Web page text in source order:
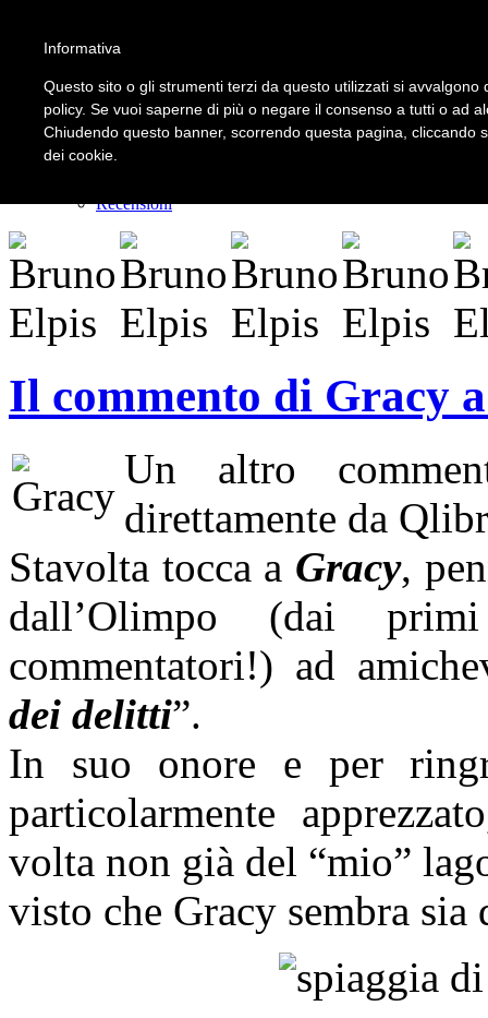
LOGIN | REGISTER
Home
Il carnevale dei delitti
Recensioni
Il commento di Gracy
Un altro
direttamente da
Stavolta tocca a Gracy,
dall’Olimpo (dai
commentatori!) ad
dei delitti”.
In suo onore e per
particolarmente
volta non già del “mio”
visto che Gracy sembra sia
Informativa
Questo sito o gli strumenti terzi da questo utilizzati si
policy. Se vuoi saperne di più o negare il consenso a tutti o ad
Chiudendo questo banner, scorrendo questa pagina, cliccando
dei cookie.